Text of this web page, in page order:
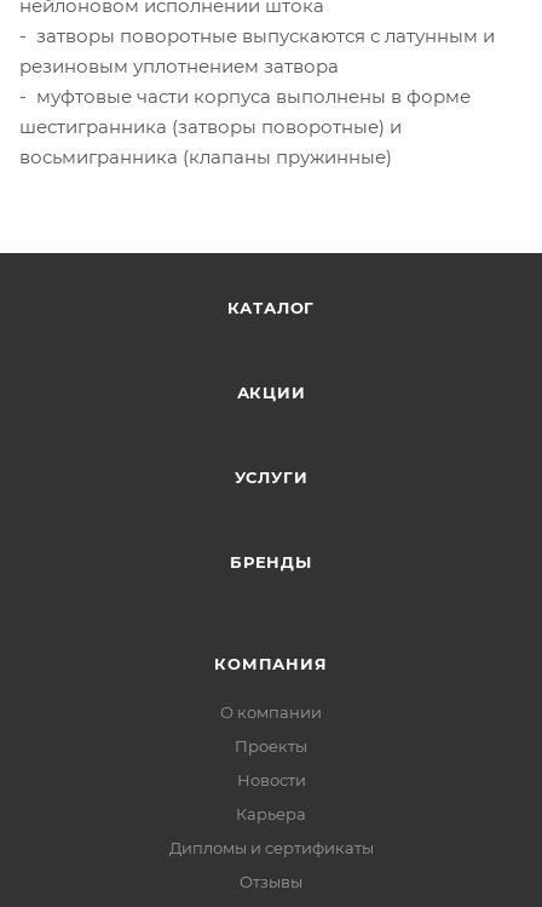
нейлоновом исполнении штока
- затворы поворотные выпускаются с латунным и
резиновым уплотнением затвора
- муфтовые части корпуса выполнены в форме
шестигранника (затворы поворотные) и
восьмигранника (клапаны пружинные)
КАТАЛОГ
АКЦИИ
УСЛУГИ
БРЕНДЫ
КОМПАНИЯ
О компании
Проекты
Новости
Карьера
Дипломы и сертификаты
Отзывы